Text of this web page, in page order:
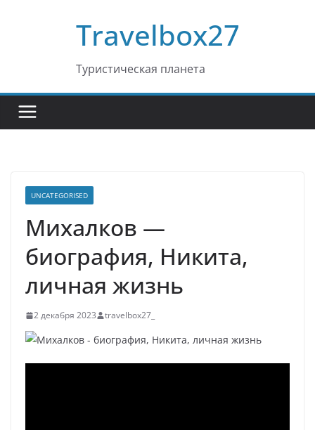
Travelbox27
Туристическая планета
UNCATEGORISED
Михалков —
биография, Никита,
личная жизнь
2 декабря 2023 travelbox27_